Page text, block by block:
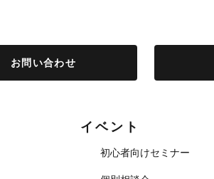
お問い合わせ
イベント
初心者向けセミナー